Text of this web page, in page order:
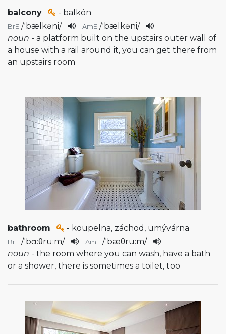
balcony - balkón
BrE /'bælkəni/ AmE /'bælkəni/
noun - a platform built on the upstairs outer wall of
a house with a rail around it, you can get there from
an upstairs room
bathroom - koupelna, záchod, umývárna
BrE /'bɑ:θru:m/ AmE /'bæθru:m/
noun - the room where you can wash, have a bath
or a shower, there is sometimes a toilet, too